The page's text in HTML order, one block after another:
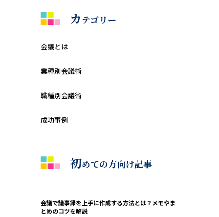
カテゴリー
会議とは
業種別会議術
職種別会議術
成功事例
初めての方向け記事
会議で議事録を上手に作成する方法とは？メモやま
とめのコツを解説